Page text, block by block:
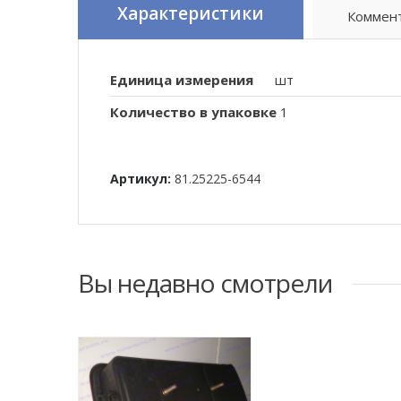
Характеристики
Единица измерения
шт
Количество в упаковке 1
Артикул: 81.25225-6544
Вы недавно смотрели